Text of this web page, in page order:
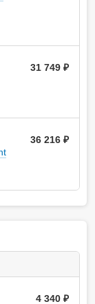
31 749 ₽
36 216 ₽
4 340